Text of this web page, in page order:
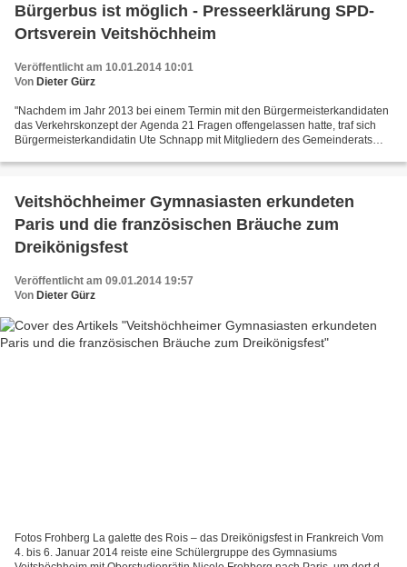
Bürgerbus ist möglich - Presseerklärung SPD-
Ortsverein Veitshöchheim
Veröffentlicht am 10.01.2014 10:01
Von Dieter Gürz
"Nachdem im Jahr 2013 bei einem Termin mit den Bürgermeisterkandidaten
das Verkehrskonzept der Agenda 21 Fragen offengelassen hatte, traf sich
Bürgermeisterkandidatin Ute Schnapp mit Mitgliedern des Gemeinderats
Veitshöchheimer Gymnasiasten erkundeten
Paris und die französischen Bräuche zum
Dreikönigsfest
Veröffentlicht am 09.01.2014 19:57
Von Dieter Gürz
Fotos Frohberg La galette des Rois – das Dreikönigsfest in Frankreich Vom
4. bis 6. Januar 2014 reiste eine Schülergruppe des Gymnasiums